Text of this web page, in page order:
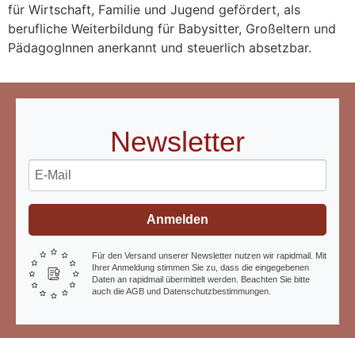
für Wirtschaft, Familie und Jugend gefördert, als
berufliche Weiterbildung für Babysitter, Großeltern und
PädagogInnen anerkannt und steuerlich absetzbar.
Newsletter
Anmelden
Für den Versand unserer Newsletter nutzen wir rapidmail. Mit
Ihrer Anmeldung stimmen Sie zu, dass die eingegebenen
Daten an rapidmail übermittelt werden. Beachten Sie bitte
auch die AGB und Datenschutzbestimmungen.